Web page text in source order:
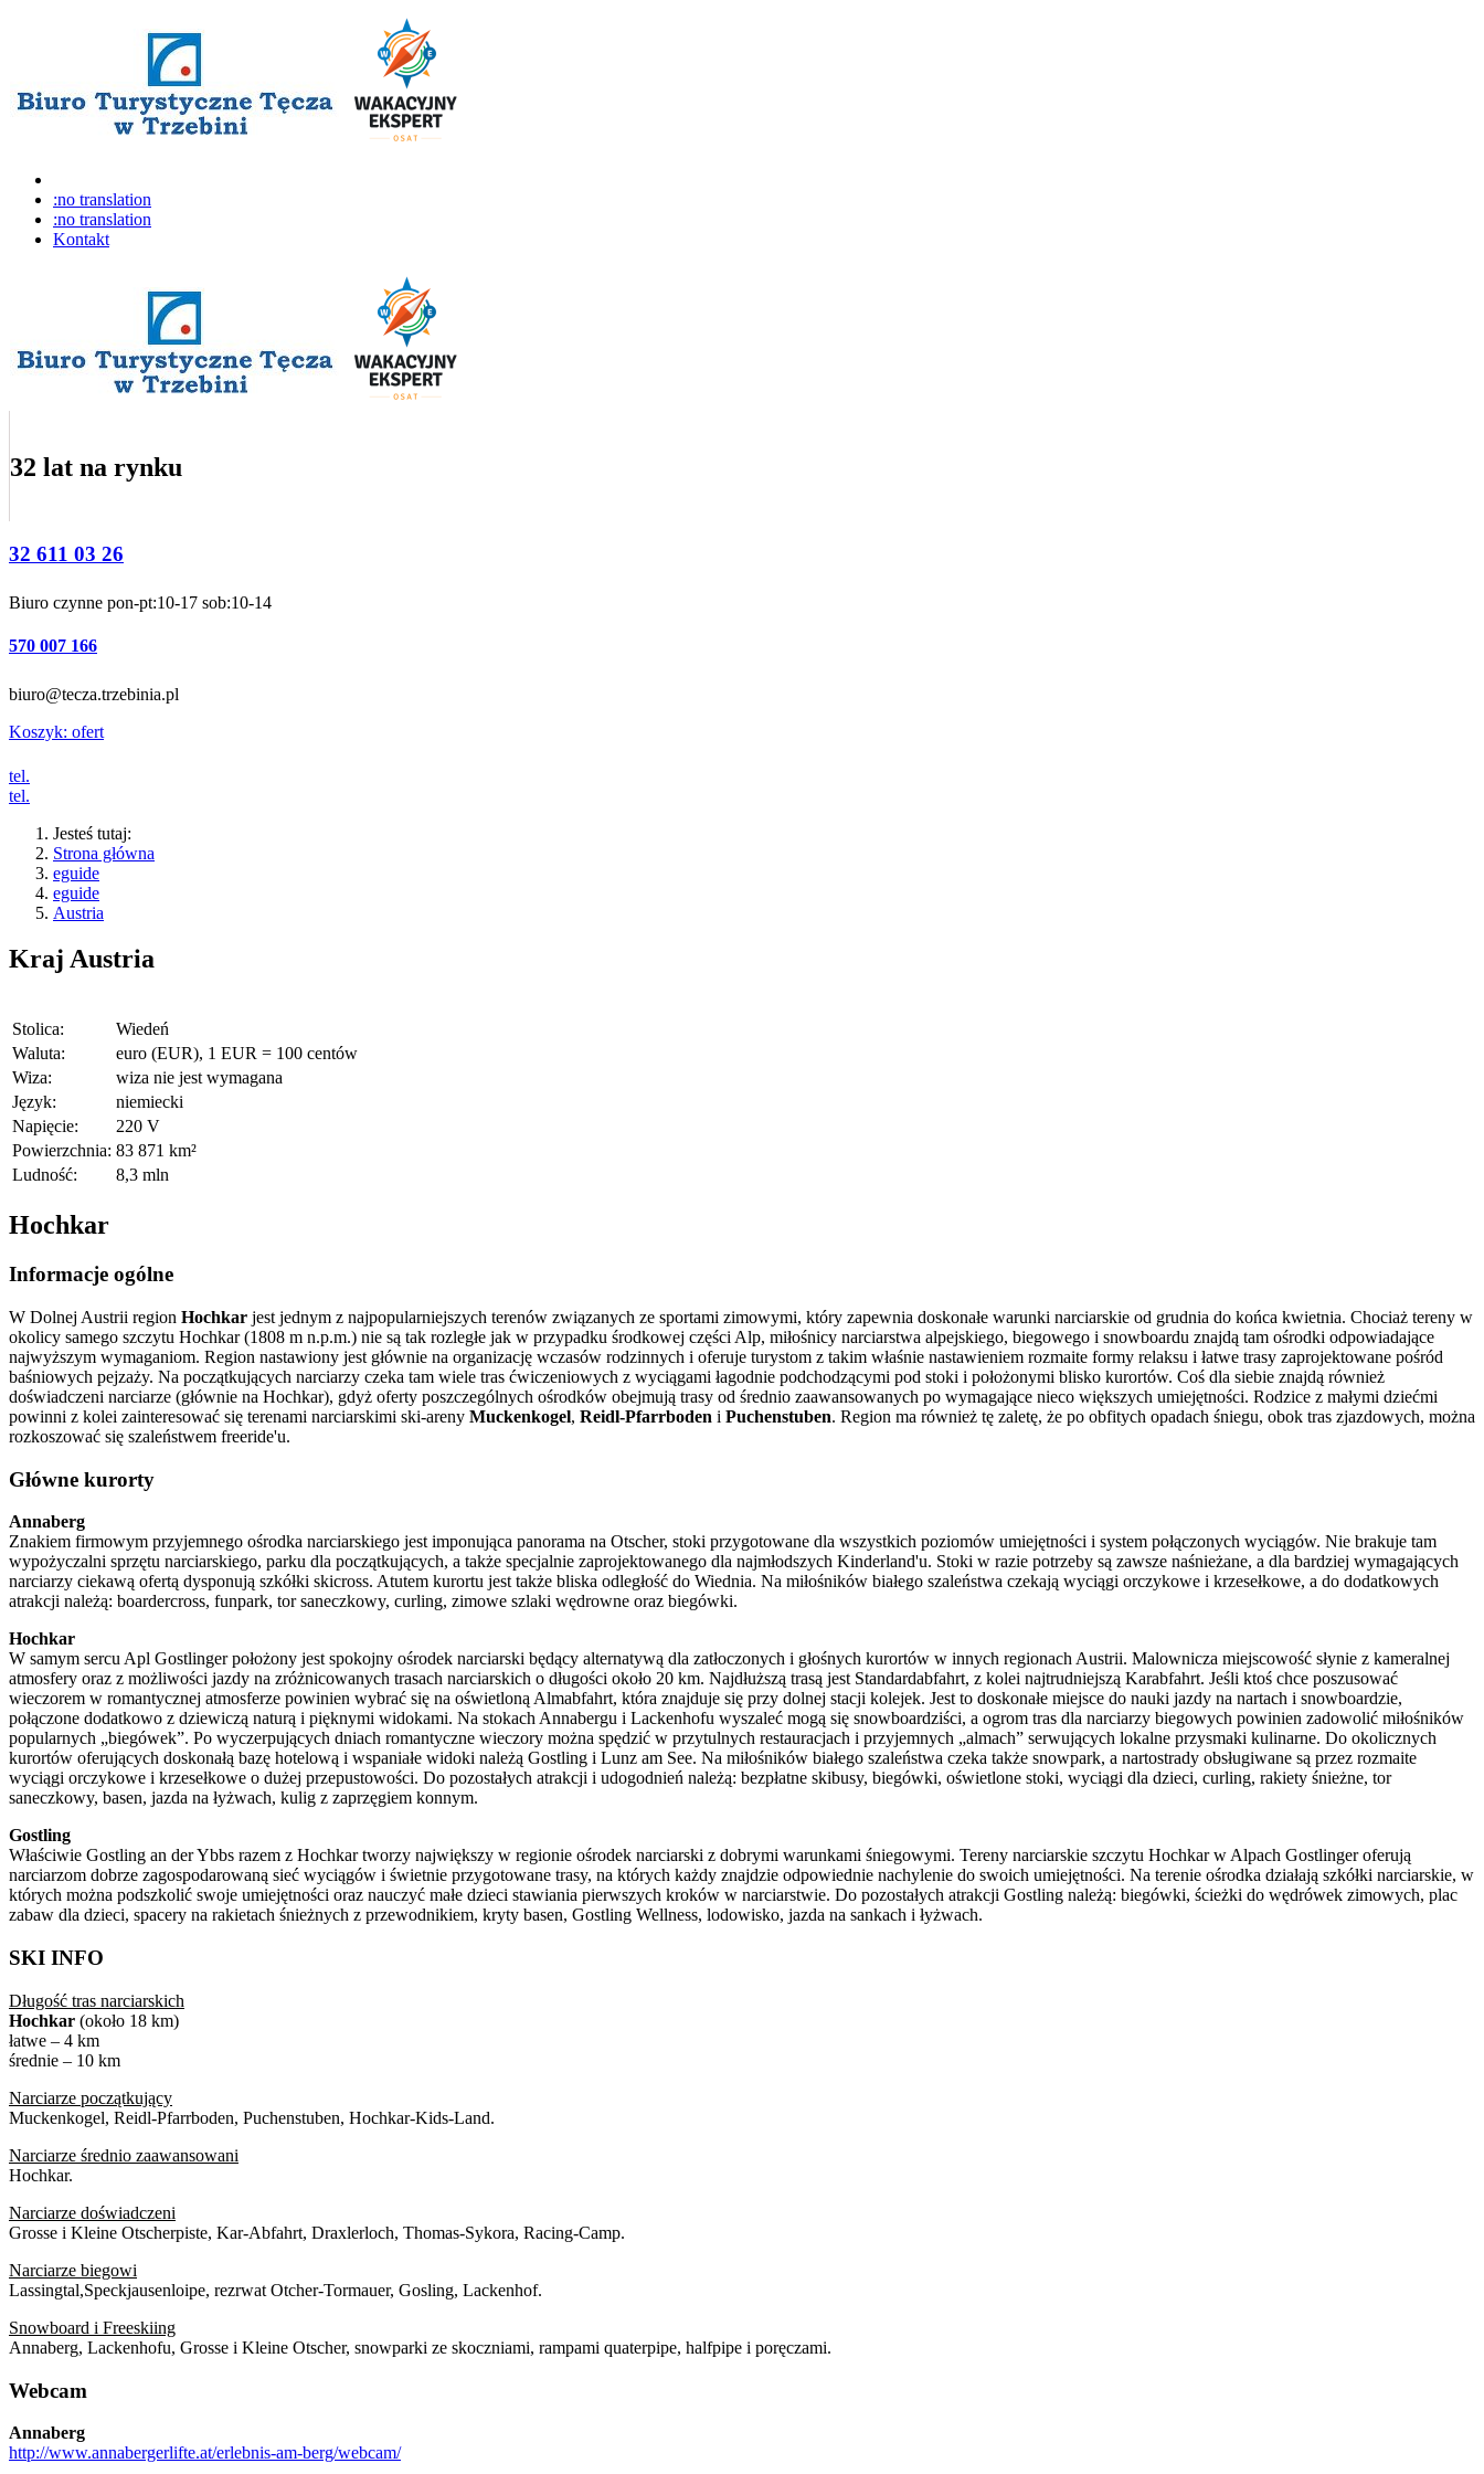
:no translation
:no translation
Kontakt
32 lat na rynku
32 611 03 26
Biuro czynne pon-pt:10-17 sob:10-14
570 007 166
biuro@tecza.trzebinia.pl
Koszyk: ofert
tel.
tel.
Jesteś tutaj:
Strona główna
eguide
eguide
Austria
Kraj Austria
Stolica:
Wiedeń
Waluta:
euro (EUR), 1 EUR = 100 centów
Wiza:
wiza nie jest wymagana
Język:
niemiecki
Napięcie:
220 V
Powierzchnia: 83 871 km²
Ludność:
8,3 mln
Hochkar
Informacje ogólne
W Dolnej Austrii region Hochkar jest jednym z najpopularniejszych terenów związanych ze sportami zimowymi, który zapewnia doskonałe warunki narciarskie od grudnia do końca kwietnia. Chociaż tereny w
okolicy samego szczytu Hochkar (1808 m n.p.m.) nie są tak rozległe jak w przypadku środkowej części Alp, miłośnicy narciarstwa alpejskiego, biegowego i snowboardu znajdą tam ośrodki odpowiadające
najwyższym wymaganiom. Region nastawiony jest głównie na organizację wczasów rodzinnych i oferuje turystom z takim właśnie nastawieniem rozmaite formy relaksu i łatwe trasy zaprojektowane pośród
baśniowych pejzaży. Na początkujących narciarzy czeka tam wiele tras ćwiczeniowych z wyciągami łagodnie podchodzącymi pod stoki i położonymi blisko kurortów. Coś dla siebie znajdą również
doświadczeni narciarze (głównie na Hochkar), gdyż oferty poszczególnych ośrodków obejmują trasy od średnio zaawansowanych po wymagające nieco większych umiejętności. Rodzice z małymi dziećmi
powinni z kolei zainteresować się terenami narciarskimi ski-areny Muckenkogel, Reidl-Pfarrboden i Puchenstuben. Region ma również tę zaletę, że po obfitych opadach śniegu, obok tras zjazdowych, można
rozkoszować się szaleństwem freeride'u.
Główne kurorty
Annaberg
Znakiem firmowym przyjemnego ośrodka narciarskiego jest imponująca panorama na Otscher, stoki przygotowane dla wszystkich poziomów umiejętności i system połączonych wyciągów. Nie brakuje tam
wypożyczalni sprzętu narciarskiego, parku dla początkujących, a także specjalnie zaprojektowanego dla najmłodszych Kinderland'u. Stoki w razie potrzeby są zawsze naśnieżane, a dla bardziej wymagających
narciarzy ciekawą ofertą dysponują szkółki skicross. Atutem kurortu jest także bliska odległość do Wiednia. Na miłośników białego szaleństwa czekają wyciągi orczykowe i krzesełkowe, a do dodatkowych
atrakcji należą: boardercross, funpark, tor saneczkowy, curling, zimowe szlaki wędrowne oraz biegówki.
Hochkar
W samym sercu Apl Gostlinger położony jest spokojny ośrodek narciarski będący alternatywą dla zatłoczonych i głośnych kurortów w innych regionach Austrii. Malownicza miejscowość słynie z kameralnej
atmosfery oraz z możliwości jazdy na zróżnicowanych trasach narciarskich o długości około 20 km. Najdłuższą trasą jest Standardabfahrt, z kolei najtrudniejszą Karabfahrt. Jeśli ktoś chce poszusować
wieczorem w romantycznej atmosferze powinien wybrać się na oświetloną Almabfahrt, która znajduje się przy dolnej stacji kolejek. Jest to doskonałe miejsce do nauki jazdy na nartach i snowboardzie,
połączone dodatkowo z dziewiczą naturą i pięknymi widokami. Na stokach Annabergu i Lackenhofu wyszaleć mogą się snowboardziści, a ogrom tras dla narciarzy biegowych powinien zadowolić miłośników
popularnych „biegówek”. Po wyczerpujących dniach romantyczne wieczory można spędzić w przytulnych restauracjach i przyjemnych „almach” serwujących lokalne przysmaki kulinarne. Do okolicznych
kurortów oferujących doskonałą bazę hotelową i wspaniałe widoki należą Gostling i Lunz am See. Na miłośników białego szaleństwa czeka także snowpark, a nartostrady obsługiwane są przez rozmaite
wyciągi orczykowe i krzesełkowe o dużej przepustowości. Do pozostałych atrakcji i udogodnień należą: bezpłatne skibusy, biegówki, oświetlone stoki, wyciągi dla dzieci, curling, rakiety śnieżne, tor
saneczkowy, basen, jazda na łyżwach, kulig z zaprzęgiem konnym.
Gostling
Właściwie Gostling an der Ybbs razem z Hochkar tworzy największy w regionie ośrodek narciarski z dobrymi warunkami śniegowymi. Tereny narciarskie szczytu Hochkar w Alpach Gostlinger oferują
narciarzom dobrze zagospodarowaną sieć wyciągów i świetnie przygotowane trasy, na których każdy znajdzie odpowiednie nachylenie do swoich umiejętności. Na terenie ośrodka działają szkółki narciarskie, w
których można podszkolić swoje umiejętności oraz nauczyć małe dzieci stawiania pierwszych kroków w narciarstwie. Do pozostałych atrakcji Gostling należą: biegówki, ścieżki do wędrówek zimowych, plac
zabaw dla dzieci, spacery na rakietach śnieżnych z przewodnikiem, kryty basen, Gostling Wellness, lodowisko, jazda na sankach i łyżwach.
SKI INFO
Długość tras narciarskich
Hochkar (około 18 km)
łatwe – 4 km
średnie – 10 km
Narciarze początkujący
Muckenkogel, Reidl-Pfarrboden, Puchenstuben, Hochkar-Kids-Land.
Narciarze średnio zaawansowani
Hochkar.
Narciarze doświadczeni
Grosse i Kleine Otscherpiste, Kar-Abfahrt, Draxlerloch, Thomas-Sykora, Racing-Camp.
Narciarze biegowi
Lassingtal,Speckjausenloipe, rezrwat Otcher-Tormauer, Gosling, Lackenhof.
Snowboard i Freeskiing
Annaberg, Lackenhofu, Grosse i Kleine Otscher, snowparki ze skoczniami, rampami quaterpipe, halfpipe i poręczami.
Webcam
Annaberg
http://www.annabergerlifte.at/erlebnis-am-berg/webcam/